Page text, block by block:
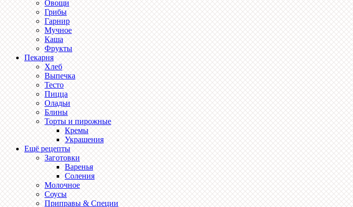
Овощи
Грибы
Гарнир
Мучное
Каша
Фрукты
Пекарня
Хлеб
Выпечка
Тесто
Пицца
Оладьи
Блины
Торты и пирожные
Кремы
Украшения
Ещё рецепты
Заготовки
Варенья
Соления
Молочное
Соусы
Приправы & Специи